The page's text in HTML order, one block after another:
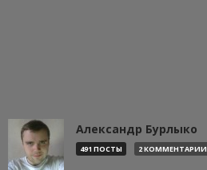
Александр Бурлыко
491 ПОСТЫ 2 КОММЕНТАРИИ